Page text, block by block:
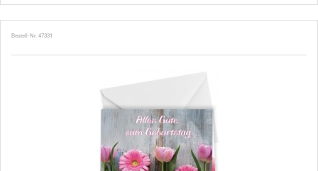
Bestell-Nr. 47331